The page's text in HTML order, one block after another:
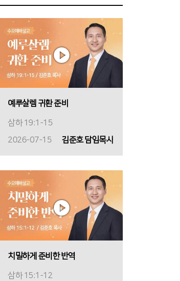
예루살렘 귀환 준비
삼하 19:1-15
2026-07-15
김준호 담임목사
치밀하게 준비한 반역
삼하 15:1-12